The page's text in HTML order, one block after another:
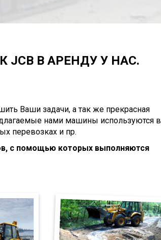
В АРЕНДУ У НАС.
Ваши задачи, а так же прекрасная
нами машины используются в
перевозках и пр.
с помощью которых выполняются